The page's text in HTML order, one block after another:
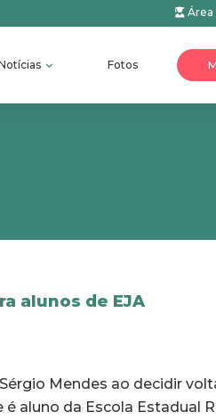
Área
Fotos
alunos de EJA
Mendes ao decidir
aluno da Escola Estadual